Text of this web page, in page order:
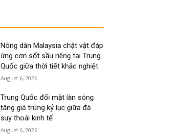
Nông dân Malaysia chật vật đáp
ứng cơn sốt sầu riêng tại Trung
Quốc giữa thời tiết khắc nghiệt
August 6, 2026
Trung Quốc đối mặt làn sóng
tăng giá trứng kỷ lục giữa đà
suy thoái kinh tế
August 6, 2026